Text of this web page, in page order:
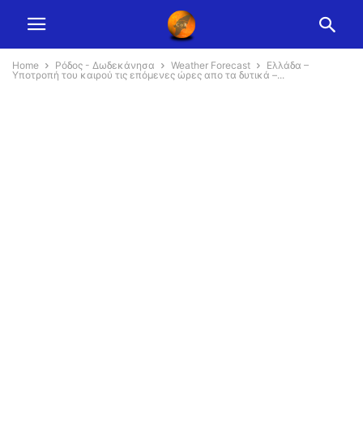
Home Ρόδος - Δωδεκάνησα Weather Forecast
Ελλάδα –
Υποτροπή του καιρού τις επόμενες ώρες απο τα δυτικά –...